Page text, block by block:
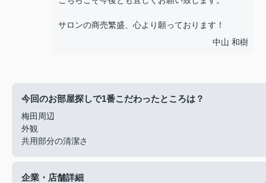
サロンの商売繁盛、心より願っております！
中山 和樹
今回のお部屋探しで1番こだわったところは？
梅田周辺
外観
共用部分の清潔さ
企業・店舗詳細